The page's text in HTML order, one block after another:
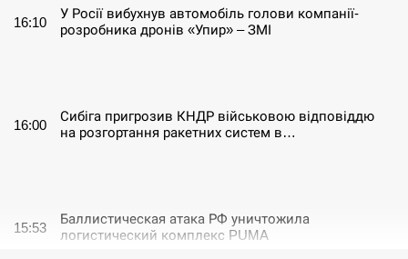
16:10
У Росії вибухнув автомобіль голови компанії-
розробника дронів «Упир» – ЗМІ
16:00
Сибіга пригрозив КНДР військовою відповіддю
на розгортання ракетних систем в…
15:53
Баллистическая атака РФ уничтожила
логистический комплекс PUMA